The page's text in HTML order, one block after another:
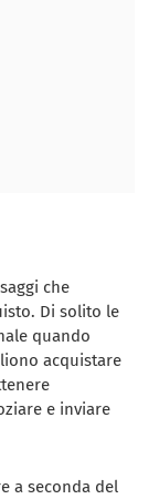
che
Di solito le
quando
acquistare
e inviare
a seconda del